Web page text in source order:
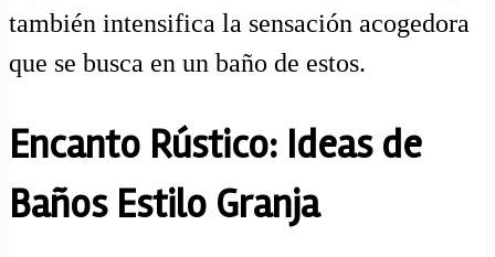
también intensifica la sensación acogedora
que se busca en un baño de estos.
Encanto Rústico: Ideas de
Baños Estilo Granja